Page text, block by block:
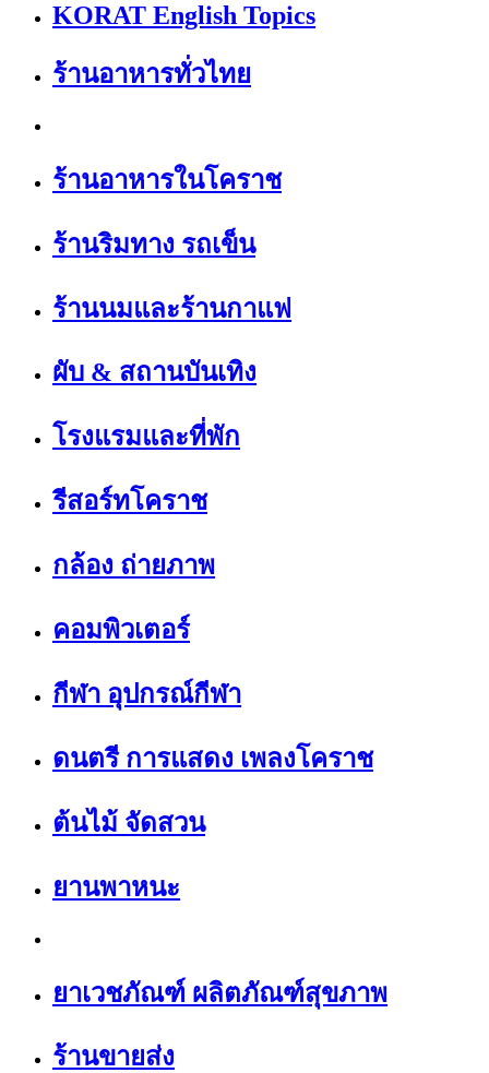
KORAT English Topics
ร้านอาหารทั่วไทย
ร้านอาหารในโคราช
ร้านริมทาง รถเข็น
ร้านนมและร้านกาแฟ
ผับ & สถานบันเทิง
โรงแรมและที่พัก
รีสอร์ทโคราช
กล้อง ถ่ายภาพ
คอมพิวเตอร์
กีฬา อุปกรณ์กีฬา
ดนตรี การแสดง เพลงโคราช
ต้นไม้ จัดสวน
ยานพาหนะ
ยาเวชภัณฑ์ ผลิตภัณฑ์สุขภาพ
ร้านขายส่ง